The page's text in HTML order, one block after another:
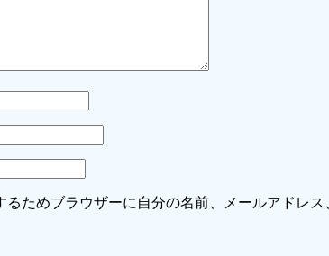
ためブラウザーに自分の名前、メールアドレス